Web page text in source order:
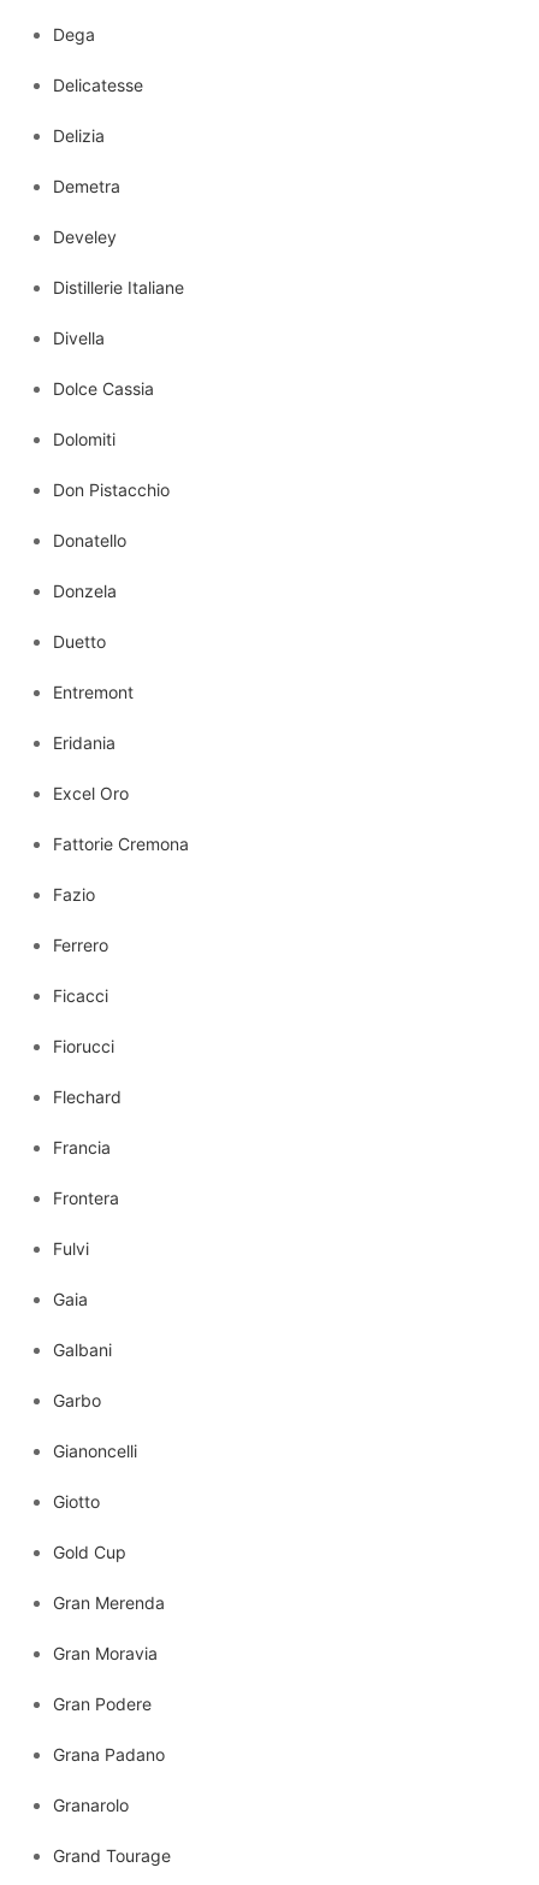
Dega
Delicatesse
Delizia
Demetra
Develey
Distillerie Italiane
Divella
Dolce Cassia
Dolomiti
Don Pistacchio
Donatello
Donzela
Duetto
Entremont
Eridania
Excel Oro
Fattorie Cremona
Fazio
Ferrero
Ficacci
Fiorucci
Flechard
Francia
Frontera
Fulvi
Gaia
Galbani
Garbo
Gianoncelli
Giotto
Gold Cup
Gran Merenda
Gran Moravia
Gran Podere
Grana Padano
Granarolo
Grand Tourage